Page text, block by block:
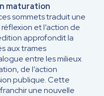
maturation
sommets traduit une
et l’action de
approfondit la
aux trames
entre les milieux
de l’action
publique. Cette
une nouvelle